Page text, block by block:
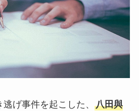
げ事件を起こした、 八田與